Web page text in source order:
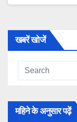
खबरें खोजें
महिने के अनुसार पढ़ें